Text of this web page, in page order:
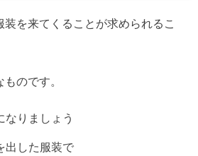
を来てくることが求められるこ
のです。
なりましょう
出した服装で